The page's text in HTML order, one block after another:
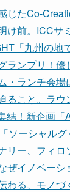
じたCo-
け前。ICCサ
「九州の地
ランプリ！
・ランチ会場
ること。ラ
結！新企画「
ソーシャル
リー、フィ
ぜイノベーシ
わる、モノ